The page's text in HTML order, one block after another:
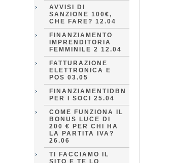
AVVISI DI
SANZIONE 100€,
CHE FARE? 12.04
FINANZIAMENTO
IMPRENDITORIA
FEMMINILE 2 12.04
FATTURAZIONE
ELETTRONICA E
POS 03.05
FINANZIAMENTIDBN
PER I SOCI 25.04
COME FUNZIONA IL
BONUS LUCE DI
200 € PER CHI HA
LA PARTITA IVA?
26.06
TI FACCIAMO IL
SITO E TE LO